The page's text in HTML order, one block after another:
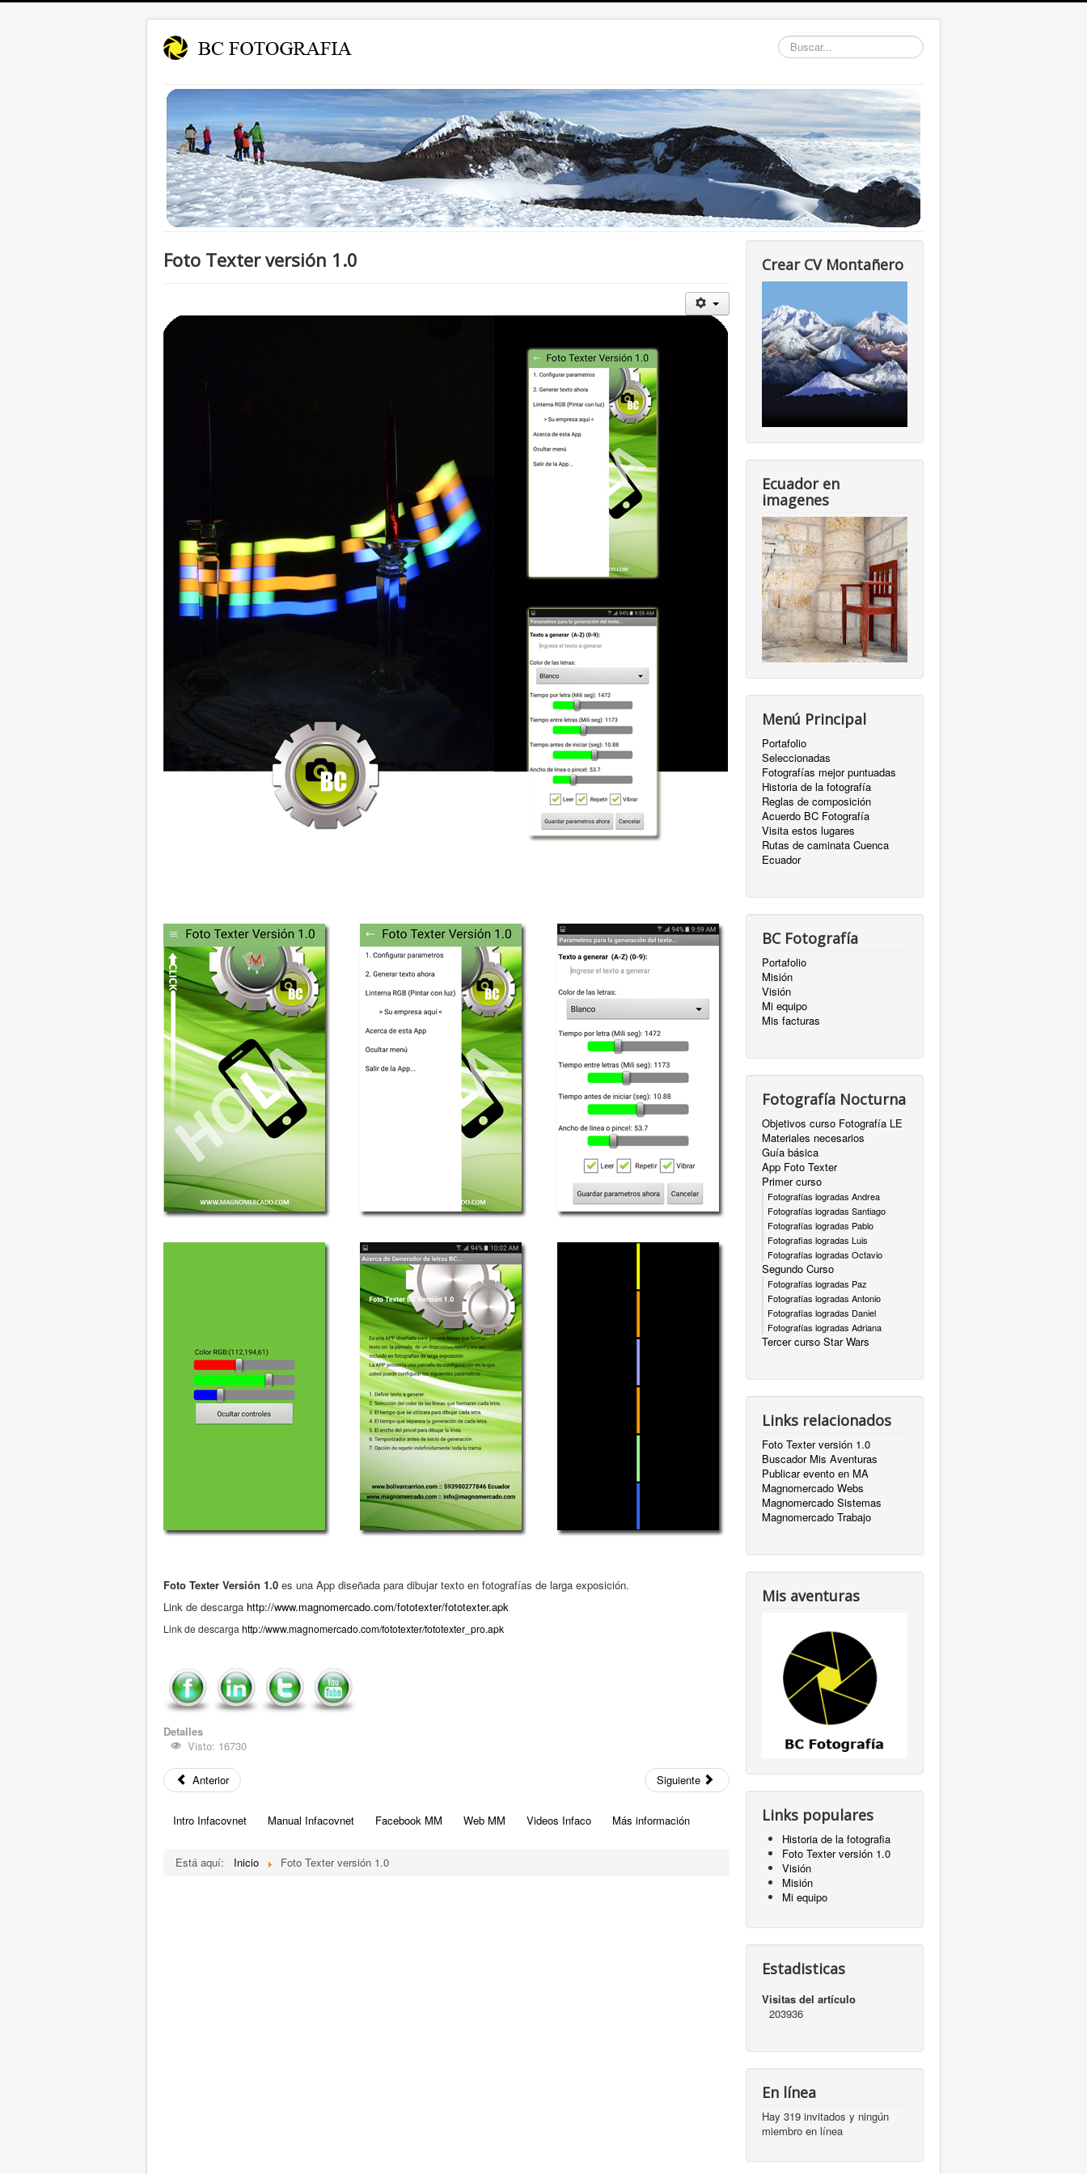
Buscar...
Foto Texter versión 1.0
Foto Texter Versión 1.0 es una App diseñada para dibujar texto en fotografías de larga exposición.
Link de descarga http://www.magnomercado.com/fototexter/fototexter.apk
Link de descarga http://www.magnomercado.com/fototexter/fototexter_pro.apk
Detalles
Visto: 16730
Anterior Siguiente
Intro Infacovnet Manual Infacovnet Facebook MM Web MM Videos Infaco Más información
Está aquí: Inicio Foto Texter versión 1.0
Crear CV Montañero
Ecuador en
imagenes
Menú Principal
Portafolio
Seleccionadas
Fotografías mejor puntuadas
Historia de la fotografía
Reglas de composición
Acuerdo BC Fotografía
Visita estos lugares
Rutas de caminata Cuenca
Ecuador
BC Fotografía
Portafolio
Misión
Visión
Mi equipo
Mis facturas
Fotografía Nocturna
Objetivos curso Fotografía LE
Materiales necesarios
Guía básica
App Foto Texter
Primer curso
Fotografías logradas Andrea
Fotografías logradas Santiago
Fotografías logradas Pablo
Fotografias logradas Luis
Fotografías logradas Octavio
Segundo Curso
Fotografías logradas Paz
Fotografías logradas Antonio
Fotografías logradas Daniel
Fotografías logradas Adriana
Tercer curso Star Wars
Links relacionados
Foto Texter versión 1.0
Buscador Mis Aventuras
Publicar evento en MA
Magnomercado Webs
Magnomercado Sistemas
Magnomercado Trabajo
Mis aventuras
Links populares
Historia de la fotografia
Foto Texter versión 1.0
Visión
Misión
Mi equipo
Estadisticas
Visitas del artículo
203936
En línea
Hay 319 invitados y ningún
miembro en línea